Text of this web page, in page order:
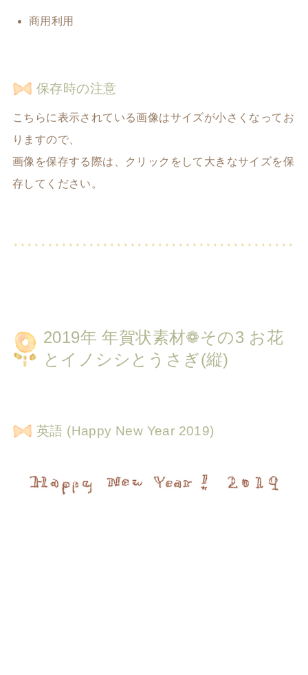
商用利用
保存時の注意
こちらに表示されている画像はサイズが小さくなってお
りますので、
画像を保存する際は、クリックをして大きなサイズを保
存してください。
2019年 年賀状素材❁その3 お花
とイノシシとうさぎ(縦)
英語 (Happy New Year 2019)